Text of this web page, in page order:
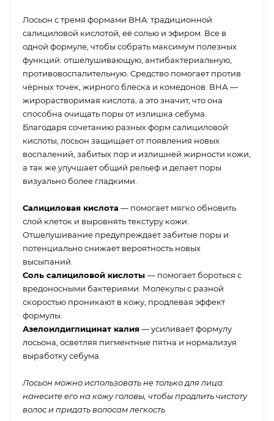
Лосьон с тремя формами BHA: традиционной
салициловой кислотой, её солью и эфиром. Все в
одной формуле, чтобы собрать максимум полезных
функций: отшелушивающую, антибактериальную,
противовоспалительную. Средство помогает против
чёрных точек, жирного блеска и комедонов. ВНА —
жирорастворимая кислота, а это значит, что она
способна очищать поры от излишка себума.
Благодаря сочетанию разных форм салициловой
кислоты, лосьон защищает от появления новых
воспалений, забитых пор и излишней жирности кожи,
а так же улучшает общий рельеф и делает поры
визуально более гладкими.
Салициловая кислота — помогает мягко обновить
слой клеток и выровнять текстуру кожи.
Отшелушивание предупреждает забитые поры и
потенциально снижает вероятность новых
высыпаний.
Соль салициловой кислоты — помогает бороться с
вредоносными бактериями. Молекулы с разной
скоростью проникают в кожу, продлевая эффект
формулы.
Азелоилдиглицинат калия— усиливает формулу
лосьона, осветляя пигментные пятна и нормализуя
выработку себума.
Лосьон можно использовать не только для лица:
нанесите его на кожу головы, чтобы продлить чистоту
волос и придать волосам легкость.